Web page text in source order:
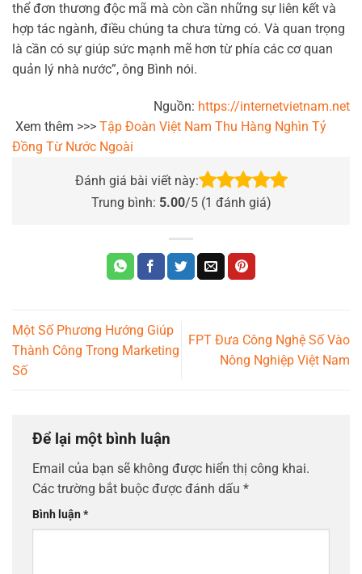
thể đơn thương độc mã mà còn cần những sự liên kết và
hợp tác ngành, điều chúng ta chưa từng có. Và quan trọng
là cần có sự giúp sức mạnh mẽ hơn từ phía các cơ quan
quản lý nhà nước”, ông Bình nói.
Nguồn: https://internetvietnam.net
Xem thêm >>> Tập Đoàn Việt Nam Thu Hàng Nghìn Tỷ
Đồng Từ Nước Ngoài
Đánh giá bài viết này:
Trung bình: 5.00/5 (1 đánh giá)
Một Số Phương Hướng Giúp
Thành Công Trong Marketing
Số
FPT Đưa Công Nghệ Số Vào
Nông Nghiệp Việt Nam
Để lại một bình luận
Email của bạn sẽ không được hiển thị công khai.
Các trường bắt buộc được đánh dấu *
Bình luận*